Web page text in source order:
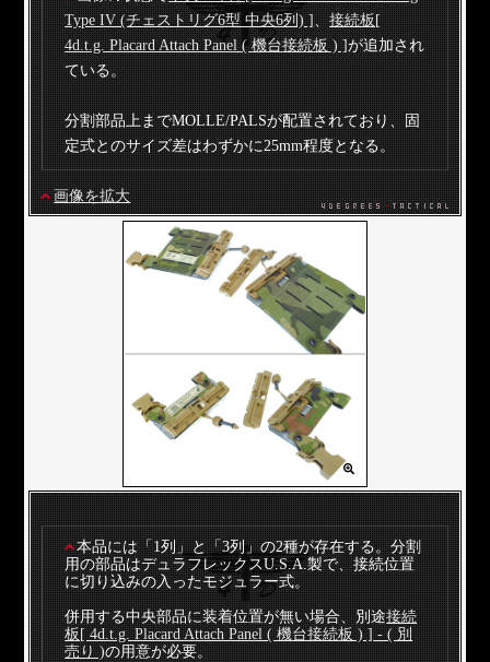
Type IV (チェストリグ6型 中央6列) ]、接続板[
4d.t.g. Placard Attach Panel ( 機台接続板 ) ]が追加され
ている。
分割部品上までMOLLE/PALSが配置されており、固
定式とのサイズ差はわずかに25mm程度となる。
画像を拡大
本品には「1列」と「3列」の2種が存在する。分割
用の部品はデュラフレックスU.S.A.製で、接続位置
に切り込みの入ったモジュラー式。
併用する中央部品に装着位置が無い場合、別途接続
板[ 4d.t.g. Placard Attach Panel ( 機台接続板 ) ] - ( 別
売り )の用意が必要。